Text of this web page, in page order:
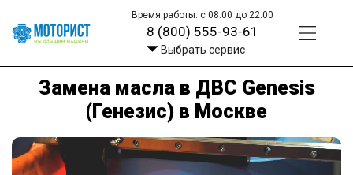
Время работы: с 08:00 до 22:00
8 (800) 555-93-61
Выбрать сервис
Замена масла в ДВС Genesis
(Генезис) в Москве